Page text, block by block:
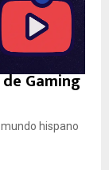
Gaming
hispano